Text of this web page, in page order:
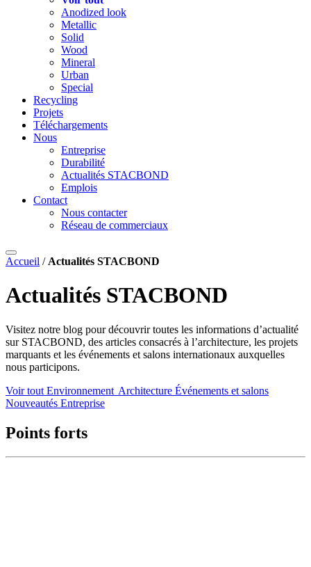
Anodized look
Metallic
Solid
Wood
Mineral
Urban
Special
Recycling
Projets
Téléchargements
Nous
Entreprise
Durabilité
Actualités STACBOND
Emplois
Contact
Nous contacter
Réseau de commerciaux
Accueil / Actualités STACBOND
Actualités STACBOND
Visitez notre blog pour découvrir toutes les informations d’actualité
sur STACBOND, des articles consacrés à l’architecture, les projets
marquants et les événements et salons internationaux auxquelles
nous participons.
Voir tout Environnement Architecture Événements et salons
Nouveautés Entreprise
Points forts